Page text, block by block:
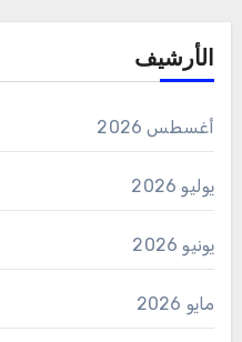
الأرشيف
أغسطس 2026
يوليو 2026
يونيو 2026
مايو 2026